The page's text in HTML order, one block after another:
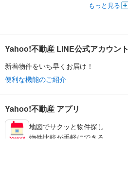
もっと見る
Yahoo!不動産 LINE公式アカウント
新着物件をいち早くお届け！
便利な機能のご紹介
Yahoo!不動産 アプリ
地図でサクッと物件探し
物件比較が手軽にできる